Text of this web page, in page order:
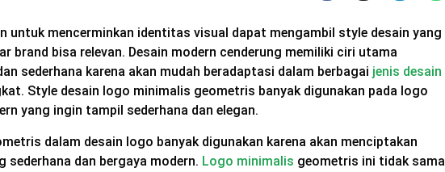
untuk mencerminkan identitas visual dapat mengambil style desain yang
brand bisa relevan. Desain modern cenderung memiliki ciri utama
sederhana karena akan mudah beradaptasi dalam berbagai jenis desain
Style desain logo minimalis geometris banyak digunakan pada logo
yang ingin tampil sederhana dan elegan.
dalam desain logo banyak digunakan karena akan menciptakan
sederhana dan bergaya modern. Logo minimalis geometris ini tidak sama